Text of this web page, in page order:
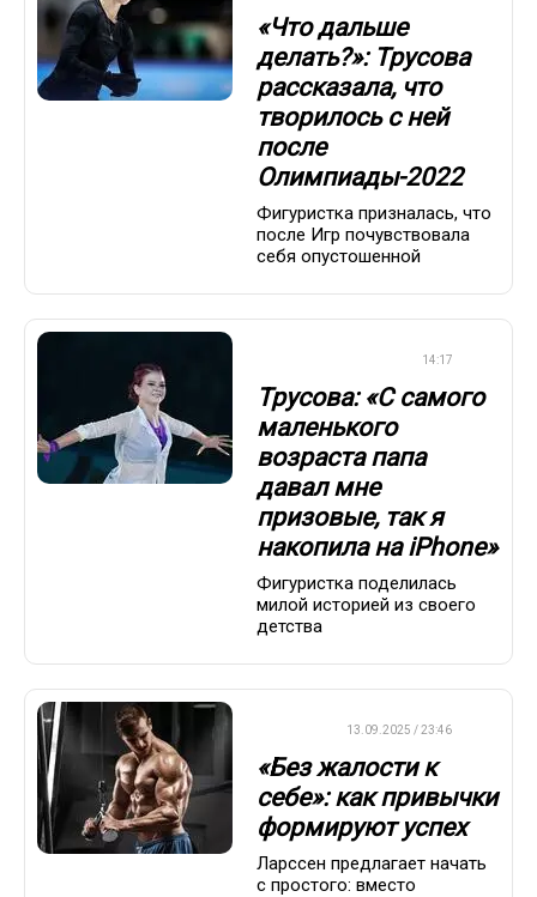
«Что дальше
делать?»: Трусова
рассказала, что
творилось с ней
после
Олимпиады-2022
Фигуристка призналась, что
после Игр почувствовала
себя опустошенной
14:17
Трусова: «С самого
маленького
возраста папа
давал мне
призовые, так я
накопила на iPhone»
Фигуристка поделилась
милой историей из своего
детства
13.09.2025 / 23:46
«Без жалости к
себе»: как привычки
формируют успех
Ларссен предлагает начать
с простого: вместо